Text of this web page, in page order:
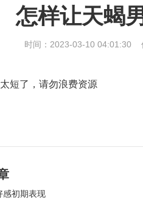
怎样让天蝎
时间：2023-03-10 04:01:30
短了，请勿浪费资源
感初期表现